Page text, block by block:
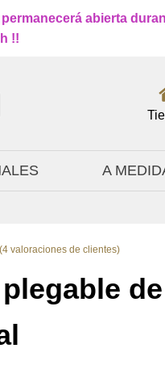
abierta
!!
A
(4 valoraciones de clientes)